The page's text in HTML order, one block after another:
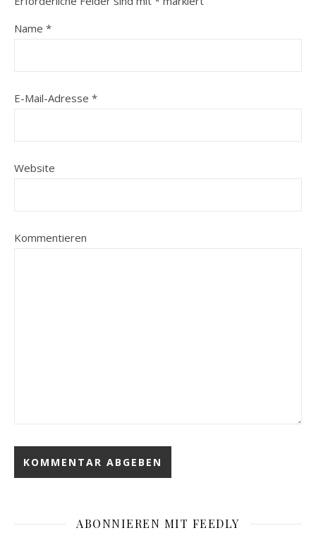
Name *
E-Mail-Adresse *
Website
Kommentieren
ABONNIEREN MIT FEEDLY